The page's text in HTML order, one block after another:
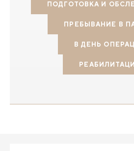
ПОДГОТОВКА И
ПРЕБЫВАНИЕ В
В ДЕНЬ